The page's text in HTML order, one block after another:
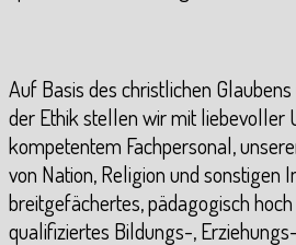
Auf Basis des christlichen
der Ethik stellen wir mit liebevoller
kompetentem Fachpersonal,
von Nation, Religion und sonstigen
breitgefächertes, pädagogisch
qualifiziertes Bildungs-,